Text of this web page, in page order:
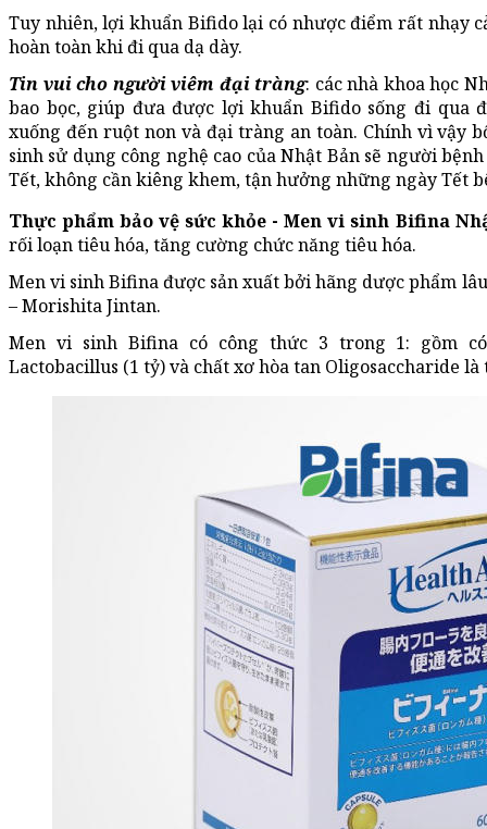
Tuy nhiên, lợi khuẩn Bifido lại có nhược điểm rất nhạy
hoàn toàn khi đi qua dạ dày.
Tin vui cho người viêm đại tràng: các nhà khoa học
bao bọc, giúp đưa được lợi khuẩn Bifido sống đi qua
xuống đến ruột non và đại tràng an toàn. Chính vì vậy
sinh sử dụng công nghệ cao của Nhật Bản sẽ người
Tết, không cần kiêng khem, tận hưởng những ngày Tết
Thực phẩm bảo vệ sức khỏe - Men vi sinh Bifina
rối loạn tiêu hóa, tăng cường chức năng tiêu hóa.
Men vi sinh Bifina được sản xuất bởi hãng dược phẩm
– Morishita Jintan.
Men vi sinh Bifina có công thức 3 trong 1: gồm
Lactobacillus (1 tỷ) và chất xơ hòa tan Oligosaccharide